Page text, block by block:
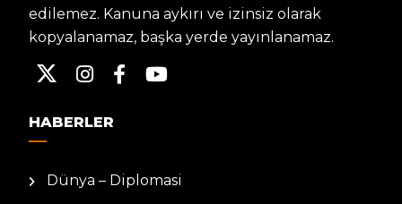
edilemez. Kanuna aykırı ve izinsiz olarak
kopyalanamaz, başka yerde yayınlanamaz.
HABERLER
Dünya – Diplomasi